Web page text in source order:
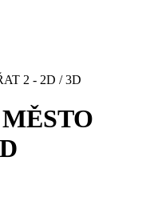
2 - 2D / 3D